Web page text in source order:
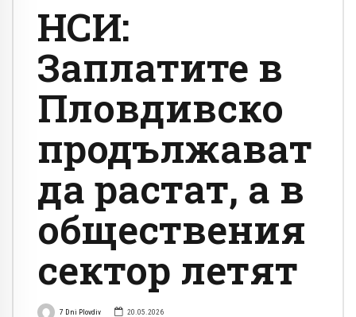
НСИ:
Заплатите в
Пловдивско
продължават
да растат, а в
обществения
сектор летят
7 Dni Plovdiv 20.05.2026